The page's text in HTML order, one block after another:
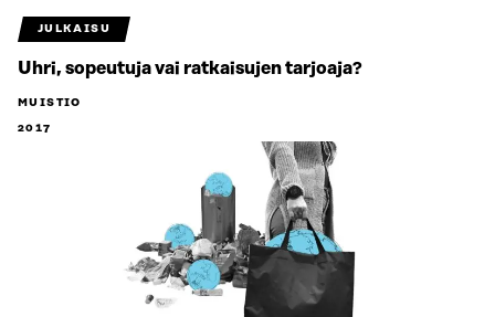
JULKAISU
Uhri, sopeutuja vai ratkaisujen tarjoaja?
MUISTIO
2017